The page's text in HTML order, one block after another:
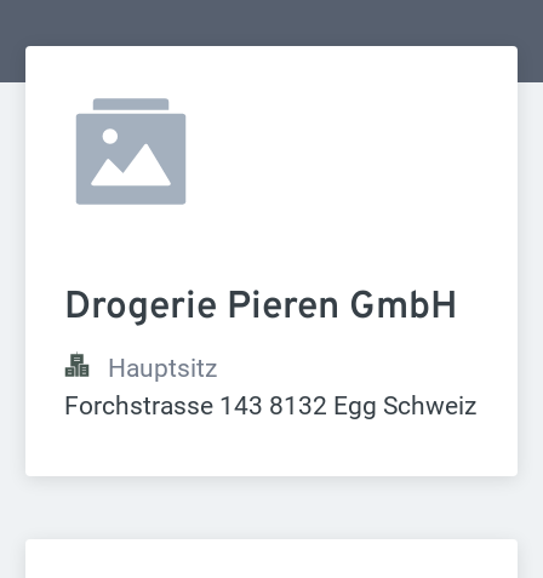
Drogerie Pieren GmbH
Hauptsitz
Forchstrasse 143 8132 Egg Schweiz